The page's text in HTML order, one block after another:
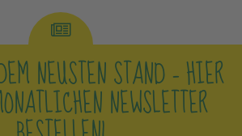
NEUSTEN STAND –HIER
NEWSLETTER